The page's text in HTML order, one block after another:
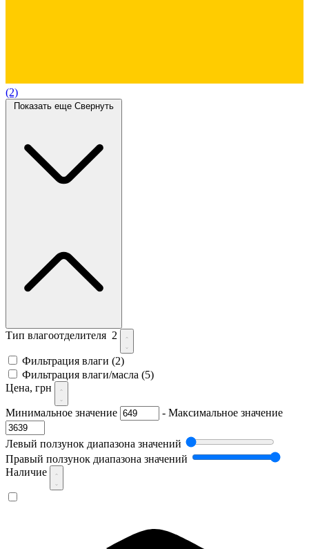
(2)
Показать еще Свернуть
Тип влагоотделителя 2
Фильтрация влаги (2)
Фильтрация влаги/масла (5)
Цена, грн
Минимальное значение - Максимальное значение
Левый ползунок диапазона значений
Правый ползунок диапазона значений
Наличие